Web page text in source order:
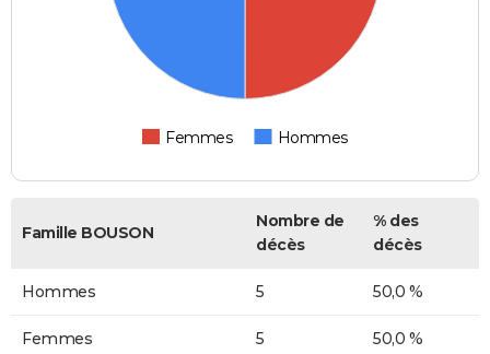
Femmes Hommes
Famille BOUSON
Nombre de
décès
% des
décès
Hommes 5 50,0 %
Femmes 5 50,0 %